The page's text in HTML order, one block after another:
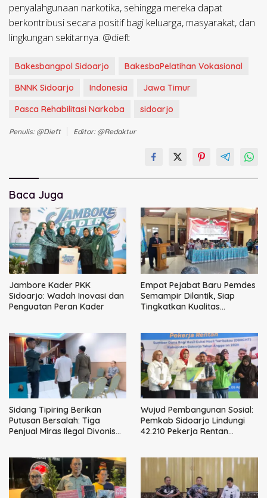
penyalahgunaan narkotika, sehingga mereka dapat
berkontribusi secara positif bagi keluarga, masyarakat, dan
lingkungan sekitarnya. @dieft
Bakesbangpol Sidoarjo
BakesbaPelatihan Vokasional
BNNK Sidoarjo
Indonesia
Jawa Timur
Pasca Rehabilitasi Narkoba
sidoarjo
Penulis: @dieft Editor: @redaktur
Baca Juga
Jambore Kader PKK
Sidoarjo: Wadah Inovasi dan
Penguatan Peran Kader
Empat Pejabat Baru Pemdes
Semampir Dilantik, Siap
Tingkatkan Kualitas
Sidang Tipiring Berikan
Putusan Bersalah: Tiga
Penjual Miras Ilegal Divonis
Wujud Pembangunan Sosial:
Pemkab Sidoarjo Lindungi
42.210 Pekerja Rentan